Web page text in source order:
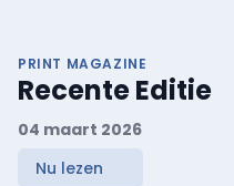
PRINT MAGAZINE
Recente Editie
04 maart 2026
Nu lezen